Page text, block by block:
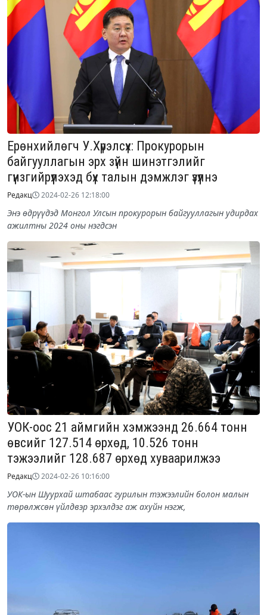
Ерөнхийлөгч У.Хүрэлсүх: Прокурорын
байгууллагын эрх зүйн шинэтгэлийг
гүнзгийрүүлэхэд бүх талын дэмжлэг үзүүлнэ
Редакц 2024-02-26 12:18:00
Энэ өдрүүдэд Монгол Улсын прокурорын байгууллагын удирдах
ажилтны 2024 оны нэгдсэн
УОК-оос 21 аймгийн хэмжээнд 26.664 тонн
өвсийг 127.514 өрхөд, 10.526 тонн
тэжээлийг 128.687 өрхөд хуваарилжээ
Редакц 2024-02-26 10:16:00
УОК-ын Шуурхай штабаас гурилын тэжээлийн болон малын
төрөлжсөн үйлдвэр эрхэлдэг аж ахуйн нэгж,